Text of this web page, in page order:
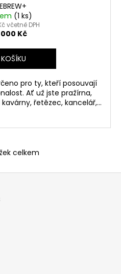
(1 ks)
včetně DPH
000 Kč
pro ty, kteří posouvají
Ať už jste pražírna,
řetězec, kancelář,...
O
v
celkem